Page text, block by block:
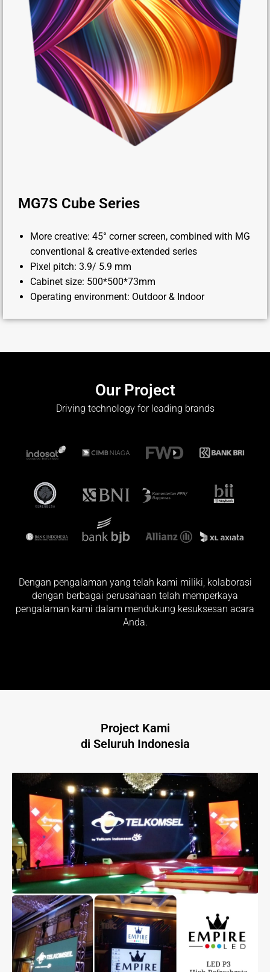
MG7S Cube Series
More creative: 45° corner screen, combined with MG
conventional & creative-extended series
Pixel pitch: 3.9/ 5.9 mm
Cabinet size: 500*500*73mm
Operating environment: Outdoor & Indoor
Our Project
Driving technology for leading brands
Dengan pengalaman yang telah kami miliki, kolaborasi
dengan berbagai perusahaan telah memperkaya
pengalaman kami dalam mendukung kesuksesan acara
Anda.
Project Kami
di Seluruh Indonesia